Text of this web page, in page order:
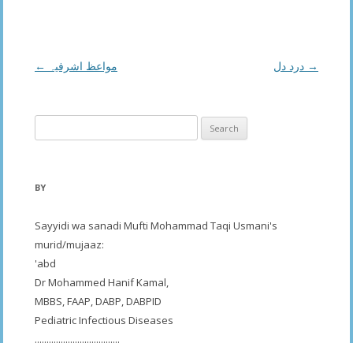
Post
← مواعظ اشرفیہ →
for:
BY
Sayyidi wa sanadi Mufti Mohammad Taqi Usmani's
murid/mujaaz:
'abd
Dr Mohammed Hanif Kamal,
MBBS, FAAP, DABP, DABPID
Pediatric Infectious Diseases
....................................